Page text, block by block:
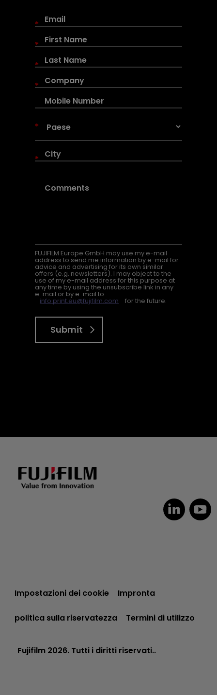
*
*
*
*
*
*
FUJIFILM Europe GmbH may use my e-mail
address to send me information by e-mail for
advice and advertising for its own similar
offers (e.g. newsletters). I may object to the
use of my e-mail address for this purpose at
any time by using the unsubscribe link in any
e-mail or by e-mail to
info.print.eu@fujifilm.com for the future.
Submit
Impostazioni dei cookie Impronta
politica sulla riservatezza Termini di utilizzo
Fujifilm 2026. Tutti i diritti riservati..